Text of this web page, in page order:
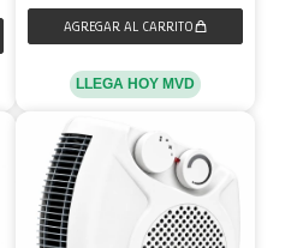
LLEGA HOY MVD